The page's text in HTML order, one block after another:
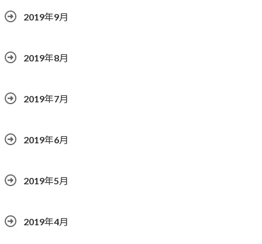
2019年9月
2019年8月
2019年7月
2019年6月
2019年5月
2019年4月